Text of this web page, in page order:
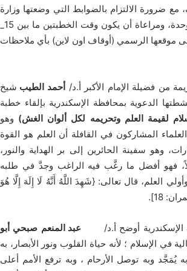
ضرورة الالتزام بالضوابط التي وضعتها وزارة
على موقعها الرسمي (أوقاف اون لاين) بأي ملاحظات
من فضيلة الإمام الأكبر أ.د/ أحمد الطيب شيخ
الدعوية بمحافظة الإسكندرية بإلقاء خطبة
لقيمة العلم وتحريمه لكل ألوان الغش) وهو
المشاركون في القافلة أن العلم هو القوة
وهو سفينة الحائرين إلى بر الهداية والنور،
فهو أفضل ما رغَّب فيه الراغب وجدَّ في طلبه
العلم، قال تعالى: {شَهِدَ اللَّهُ أَنَّهُ لَا إِلَهَ إِلَّا هُوَ
18].
الإسكندرية أوضح أ.د/ عبد المنعم صبحي أبو
في الإسلام ؛ لأنه حياة القلوب ونور الأبصار، به
يُمَجَّد وبه توصل الأرحام ، وبه ترفع الأمم أعلى